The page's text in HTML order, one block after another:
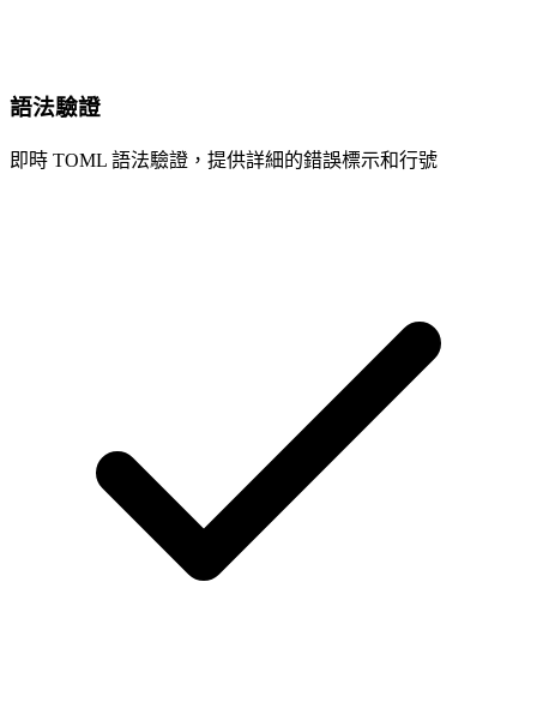
語法驗證
即時 TOML 語法驗證，提供詳細的錯誤標示和行號